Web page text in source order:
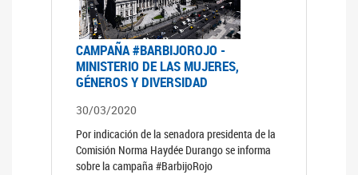
CAMPAÑA #BARBIJOROJO -
MINISTERIO DE LAS MUJERES,
GÉNEROS Y DIVERSIDAD
30/03/2020
Por indicación de la senadora presidenta de la
Comisión Norma Haydée Durango se informa
sobre la campaña #BarbijoRojo